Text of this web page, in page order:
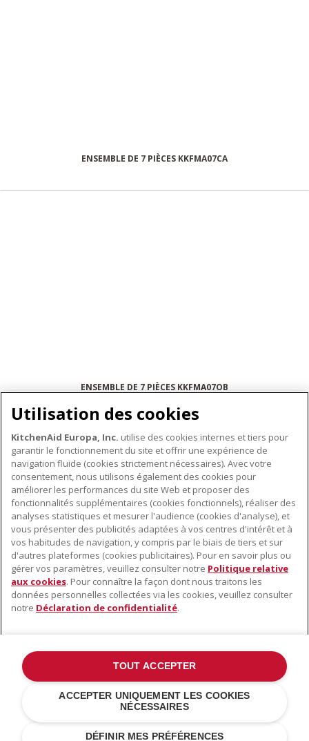
ENSEMBLE DE 7 PIÈCES KKFMA07CA
ENSEMBLE DE 7 PIÈCES KKFMA07OB
KITCHEN UTENSILS
À PROPOS DE KITCHENAID
À propos de KitchenAid
Histoire de la marque
Communiqués de presse
ODR
NOS PRODUITS
Petits électroménagers
Matériel de cuisine
Accessoires
SERVICE CLIENT
Trouver un magasin
©2022 Tous droits réservés. KitchenAid et la forme du robot pâtissier
multifonction sont des marques déposées aux États Unis et dans
d'autres pays .Déclaration de confidentialité.Cookies.Autres pays
Utilisation des cookies
KitchenAid Europa, Inc. utilise des cookies internes et tiers pour
garantir le fonctionnement du site et offrir une expérience de
navigation fluide (cookies strictement nécessaires). Avec votre
consentement, nous utilisons également des cookies pour
améliorer les performances du site Web et proposer des
fonctionnalités supplémentaires (cookies fonctionnels), réaliser des
analyses statistiques et mesurer l'audience (cookies d'analyse), et
vous présenter des publicités adaptées à vos centres d'intérêt et à
vos habitudes de navigation, y compris par le biais de tiers et sur
d'autres plateformes (cookies publicitaires). Pour en savoir plus ou
gérer vos paramètres, veuillez consulter notre Politique relative
aux cookies. Pour connaître la façon dont nous traitons les
données personnelles collectées via les cookies, veuillez consulter
notre Déclaration de confidentialité.
DÉFINIR MES PRÉFÉRENCES
ACCEPTER UNIQUEMENT LES COOKIES
NÉCESSAIRES
TOUT ACCEPTER